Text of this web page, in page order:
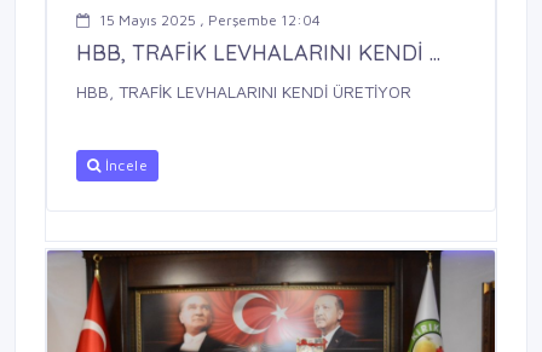
15 Mayıs 2025 , Perşembe 12:04
HBB, TRAFİK LEVHALARINI KENDİ ...
HBB, TRAFİK LEVHALARINI KENDİ ÜRETİYOR
İncele